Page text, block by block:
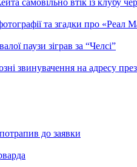
самовільно втік із клубу
та згадки про «Реал
паузи зіграв за “Челсі”
звинувачення на адресу
до заявки